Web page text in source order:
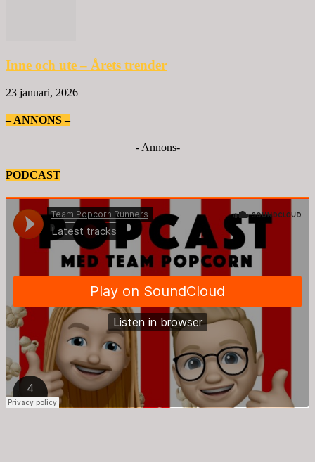
Inne och ute – Årets trender
23 januari, 2026
– ANNONS –
- Annons-
PODCAST